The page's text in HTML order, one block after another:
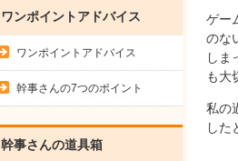
ワンポイントアドバイス
ワンポイントアドバイス
幹事さんの7つのポイント
幹事さんの道具箱
ゲー
のな
しま
も大
私の
した